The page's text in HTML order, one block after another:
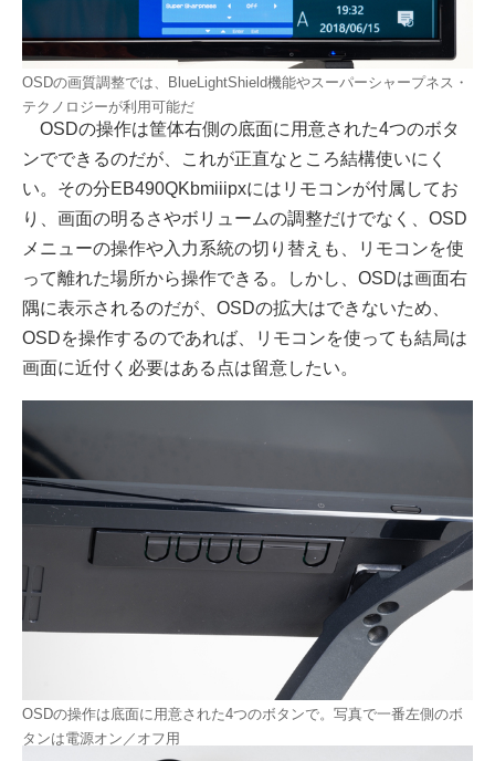
OSDの画質調整では、BlueLightShield機能やスーパーシャープネス・
テクノロジーが利用可能だ
OSDの操作は筐体右側の底面に用意された4つのボタ
ンでできるのだが、これが正直なところ結構使いにく
い。その分EB490QKbmiiipxにはリモコンが付属してお
り、画面の明るさやボリュームの調整だけでなく、OSD
メニューの操作や入力系統の切り替えも、リモコンを使
って離れた場所から操作できる。しかし、OSDは画面右
隅に表示されるのだが、OSDの拡大はできないため、
OSDを操作するのであれば、リモコンを使っても結局は
画面に近付く必要はある点は留意したい。
OSDの操作は底面に用意された4つのボタンで。写真で一番左側のボ
タンは電源オン／オフ用